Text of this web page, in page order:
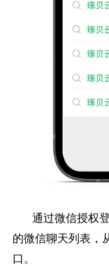
通过微信授权
的微信聊天列表，
口。